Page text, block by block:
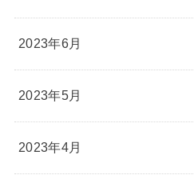
2023年6月
2023年5月
2023年4月